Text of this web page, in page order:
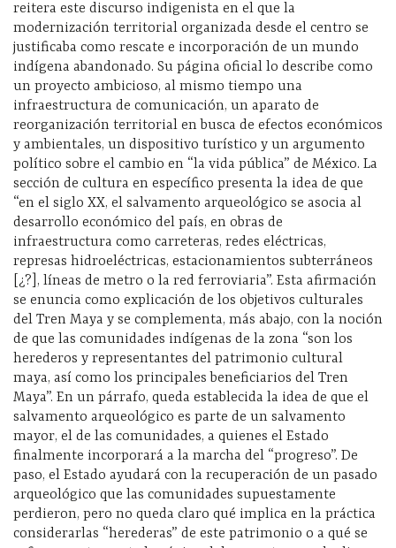
reitera este discurso indigenista en el que la
modernización territorial organizada desde el centro se
justificaba como rescate e incorporación de un mundo
indígena abandonado. Su página oficial lo describe como
un proyecto ambicioso, al mismo tiempo una
infraestructura de comunicación, un aparato de
reorganización territorial en busca de efectos económicos
y ambientales, un dispositivo turístico y un argumento
político sobre el cambio en “la vida pública” de México. La
sección de cultura en específico presenta la idea de que
“en el siglo XX, el salvamento arqueológico se asocia al
desarrollo económico del país, en obras de
infraestructura como carreteras, redes eléctricas,
represas hidroeléctricas, estacionamientos subterráneos
[¿?], líneas de metro o la red ferroviaria”. Esta afirmación
se enuncia como explicación de los objetivos culturales
del Tren Maya y se complementa, más abajo, con la noción
de que las comunidades indígenas de la zona “son los
herederos y representantes del patrimonio cultural
maya, así como los principales beneficiarios del Tren
Maya”. En un párrafo, queda establecida la idea de que el
salvamento arqueológico es parte de un salvamento
mayor, el de las comunidades, a quienes el Estado
finalmente incorporará a la marcha del “progreso”. De
paso, el Estado ayudará con la recuperación de un pasado
arqueológico que las comunidades supuestamente
perdieron, pero no queda claro qué implica en la práctica
considerarlas “herederas” de este patrimonio o a qué se